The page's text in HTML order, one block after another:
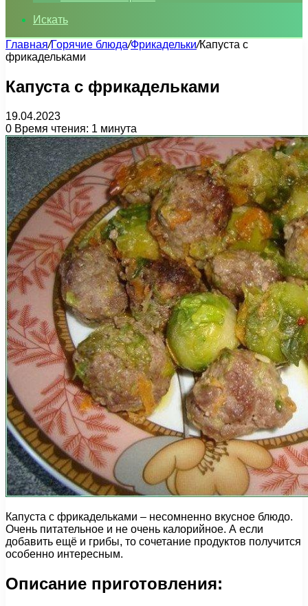
Искать
Главная/Горячие блюда/Фрикадельки/Капуста с
фрикадельками
Капуста с фрикадельками
19.04.2023
0 Время чтения: 1 минута
Капуста с фрикадельками – несомненно вкусное блюдо.
Очень питательное и не очень калорийное. А если
добавить ещё и грибы, то сочетание продуктов получится
особенно интересным.
Описание приготовления: